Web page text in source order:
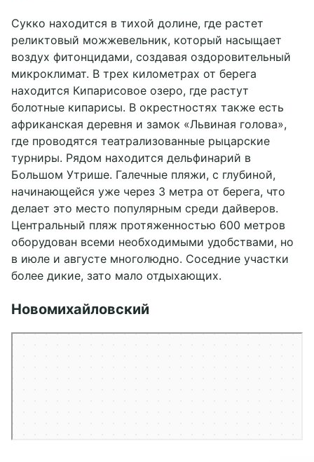
Сукко находится в тихой долине, где растет
реликтовый можжевельник, который насыщает
воздух фитонцидами, создавая оздоровительный
микроклимат. В трех километрах от берега
находится Кипарисовое озеро, где растут
болотные кипарисы. В окрестностях также есть
африканская деревня и замок «Львиная голова»,
где проводятся театрализованные рыцарские
турниры. Рядом находится дельфинарий в
Большом Утрише. Галечные пляжи, с глубиной,
начинающейся уже через 3 метра от берега, что
делает это место популярным среди дайверов.
Центральный пляж протяженностью 600 метров
оборудован всеми необходимыми удобствами, но
в июле и августе многолюдно. Соседние участки
более дикие, зато мало отдыхающих.
Новомихайловский